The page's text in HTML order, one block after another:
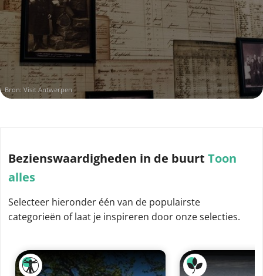
Bron: Visit Antwerpen
Bezienswaardigheden in de buurt Toon
alles
Selecteer hieronder één van de populairste
categorieën of laat je inspireren door onze selecties.